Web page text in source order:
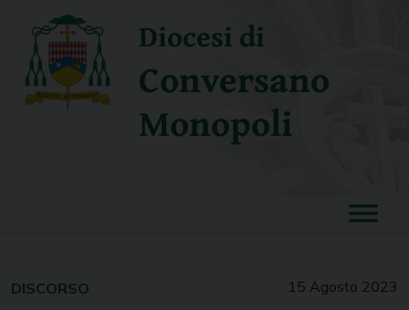
content
Diocesi di
Conversano
Monopoli
15 Agosto 2023
DISCORSO